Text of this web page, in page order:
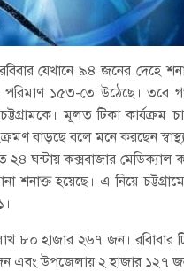
যেখানে ৯৪ জনের দেহে
পরিমাণ ১৫৩-তে উঠেছে।
মূলত টিকা কার্যক্রম
বাড়ছে বলে মনে করছেন
২৪ ঘন্টায় কক্সবাজার মেডিক্যাল
শনাক্ত হয়েছে। এ নিয়ে
৮০ হাজার ২৬৭ জন। রবিাবার
এবং উপজেলায় ২ হাজার ১২৭